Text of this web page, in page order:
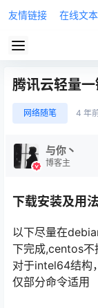
友情链接 在线文本
腾讯云轻量
网络随笔 4 年
与你丶
博客主
下载安装及用法
以下尽量在
下完成,centos不
对于intel64结构
仅部分命令适用